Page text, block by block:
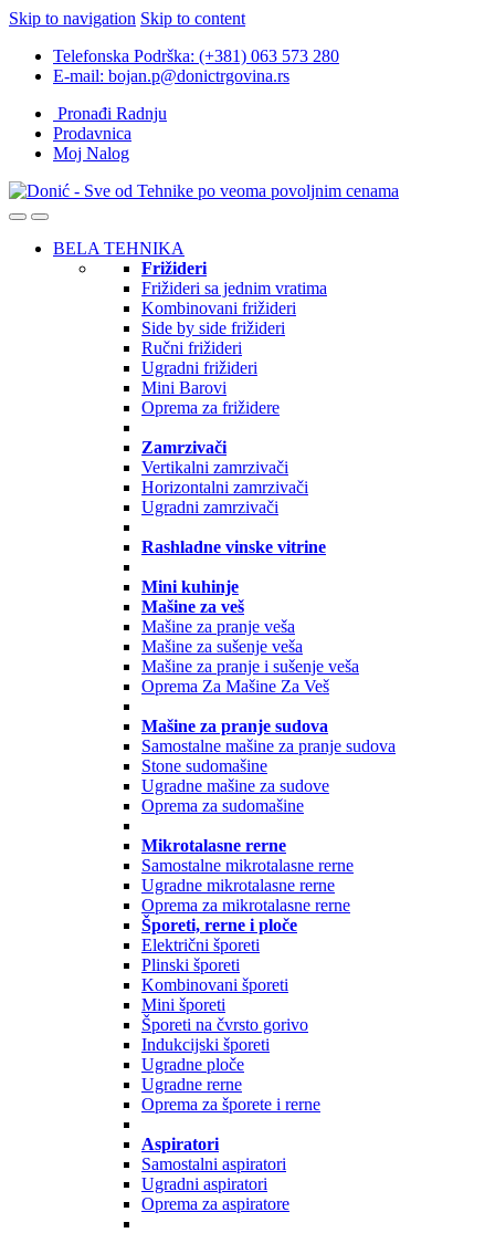
Skip to navigation Skip to content
Telefonska Podrška: (+381) 063 573 280
E-mail: bojan.p@donictrgovina.rs
Pronađi Radnju
Prodavnica
Moj Nalog
BELA TEHNIKA
Frižideri
Frižideri sa jednim vratima
Kombinovani frižideri
Side by side frižideri
Ručni frižideri
Ugradni frižideri
Mini Barovi
Oprema za frižidere
Zamrzivači
Vertikalni zamrzivači
Horizontalni zamrzivači
Ugradni zamrzivači
Rashladne vinske vitrine
Mini kuhinje
Mašine za veš
Mašine za pranje veša
Mašine za sušenje veša
Mašine za pranje i sušenje veša
Oprema Za Mašine Za Veš
Mašine za pranje sudova
Samostalne mašine za pranje sudova
Stone sudomašine
Ugradne mašine za sudove
Oprema za sudomašine
Mikrotalasne rerne
Samostalne mikrotalasne rerne
Ugradne mikrotalasne rerne
Oprema za mikrotalasne rerne
Šporeti, rerne i ploče
Električni šporeti
Plinski šporeti
Kombinovani šporeti
Mini šporeti
Šporeti na čvrsto gorivo
Indukcijski šporeti
Ugradne ploče
Ugradne rerne
Oprema za šporete i rerne
Aspiratori
Samostalni aspiratori
Ugradni aspiratori
Oprema za aspiratore